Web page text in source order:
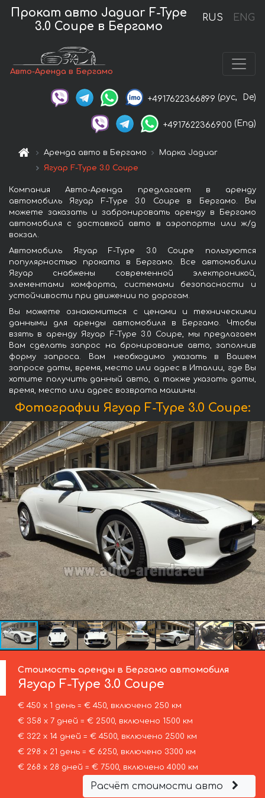
RUS ENG
Прокат авто Jaguar F-Type
3.0 Coupe в Бергамо
Авто-Аренда в Бергамо
+4917622366899 (рус, De)
+4917622366900 (Eng)
Аренда авто в Бергамо
Марка Jaguar
Ягуар F-Type 3.0 Coupe
Компания Авто-Аренда предлагает в аренду
автомобиль Ягуар F-Type 3.0 Coupe в Бергамо. Вы
можете заказать и забронировать аренду в Бергамо
автомобиля с доставкой авто в аэропорты или ж/д
вокзал.
Автомобиль Ягуар F-Type 3.0 Coupe пользуются
популярностью проката в Бергамо. Все автомобили
Ягуар снабжены современной электроникой,
элементами комфорта, системами безопасности и
устойчивости при движении по дорогам.
Вы можете ознакомиться с ценами и техническими
данными для аренды автомобиля в Бергамо. Чтобы
взять в аренду Ягуар F-Type 3.0 Coupe, мы предлагаем
Вам сделать запрос на бронирование авто, заполнив
форму запроса. Вам необходимо указать в Вашем
запросе даты, время, место или адрес в Италии, где Вы
хотите получить данный авто, а также указать даты,
время, место или адрес возврата машины.
Фотографии Ягуар F-Type 3.0 Coupe:
Стоимость аренды в Бергамо автомобиля
Ягуар F-Type 3.0 Coupe
€ 450 х 1 день = € 450, включено 250 км
€ 358 х 7 дней = € 2500, включено 1500 км
€ 322 х 14 дней = € 4500, включено 2500 км
€ 298 х 21 день = € 6250, включено 3300 км
€ 268 х 28 дней = € 7500, включено 4000 км
Расчёт стоимости авто